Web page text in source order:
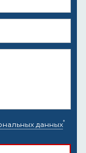
данных*